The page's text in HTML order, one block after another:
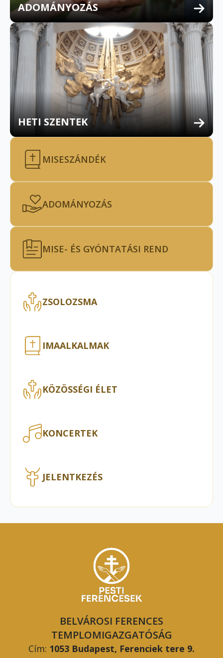
ADOMÁNYOZÁS
HETI SZENTEK
MISESZÁNDÉK
ADOMÁNYOZÁS
MISE- ÉS GYÓNTATÁSI REND
ZSOLOZSMA
IMAALKALMAK
KÖZÖSSÉGI ÉLET
KONCERTEK
JELENTKEZÉS
BELVÁROSI FERENCES
TEMPLOMIGAZGATÓSÁG
Cím: 1053 Budapest, Ferenciek tere 9.